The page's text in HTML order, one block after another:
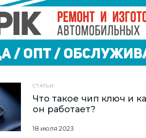
СТАТЬИ
18 июля 2023
Что такое чип ключ и
он работает?